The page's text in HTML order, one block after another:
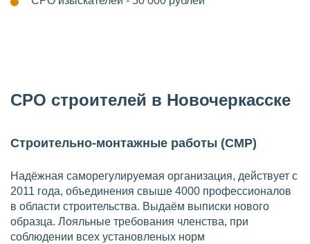
СРО строителей в Новочеркасске
Строительно-монтажные работы (СМР)
Надёжная саморегулируемая организация, действует с
2011 года, объединения свыше 4000 профессионалов
в области строительства. Выдаём выписки нового
образца. Лояльные требования членства, при
соблюдении всех установленых норм